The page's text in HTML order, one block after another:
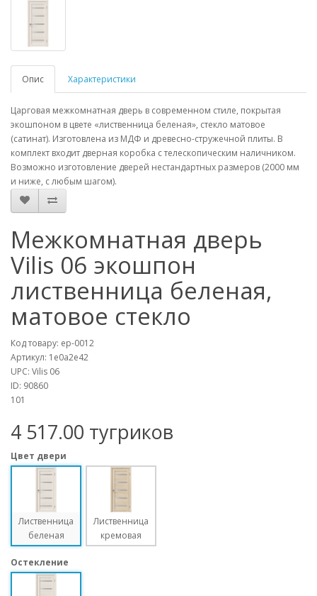
Опис Характеристики
Царговая межкомнатная дверь в современном стиле, покрытая
экошпоном в цвете «лиственница беленая», стекло матовое
(сатинат). Изготовлена из МДФ и древесно-стружечной плиты. В
комплект входит дверная коробка с телескопическим наличником.
Возможно изготовление дверей нестандартных размеров (2000 мм
и ниже, с любым шагом).
Межкомнатная дверь
Vilis 06 экошпон
лиственница беленая,
матовое стекло
Код товару: ep-0012
Артикул: 1e0a2e42
UPC: Vilis 06
ID: 90860
101
4 517.00 тугриков
Цвет двери
Лиственница
беленая
Лиственница
кремовая
Остекление